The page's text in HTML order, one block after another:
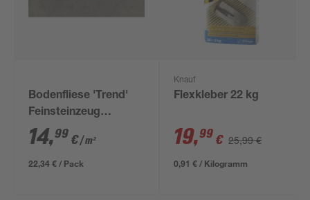
Bodenfliese 'Trend'
Feinsteinzeug
anthrazit 30,5 x 61 cm
14,99 €/ m²
22,34 € / Pack
Knauf
Flexkleber 22 kg
19,99 € 25,99 €
0,91 € / Kilogramm